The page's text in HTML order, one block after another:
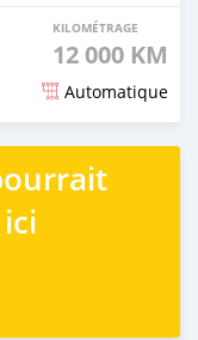
KILOMÉTRAGE
12 000 KM
Automatique